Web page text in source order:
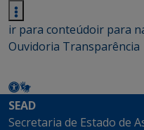
ir para conteúdoir para
Ouvidoria Transparência
SEAD
Secretaria de Estado de